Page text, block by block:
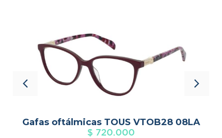
Gafas oftálmicas TOUS VTOB28 08LA
$ 720.000